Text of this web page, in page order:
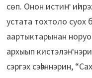
сөп. Онон истиҥ
устата тохтоло суох
аартыктарынан
архыып
сэргэх сэһэннэрин,